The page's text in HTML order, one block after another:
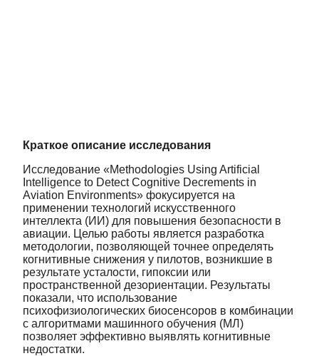
Краткое описание исследования
Исследование «Methodologies Using Artificial
Intelligence to Detect Cognitive Decrements in
Aviation Environments» фокусируется на
применении технологий искусственного
интеллекта (ИИ) для повышения безопасности в
авиации. Целью работы является разработка
методологии, позволяющей точнее определять
когнитивные снижения у пилотов, возникшие в
результате усталости, гипоксии или
пространственной дезориентации. Результаты
показали, что использование
психофизиологических биосенсоров в комбинации
с алгоритмами машинного обучения (МЛ)
позволяет эффективно выявлять когнитивные
недостатки.